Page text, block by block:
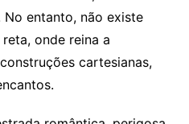
entanto, não existe
onde reina a
cartesianas,